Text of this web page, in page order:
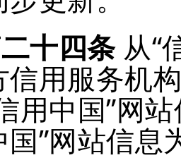
二十四条 从“
信用服务机
用中国”网站
国”网站信息